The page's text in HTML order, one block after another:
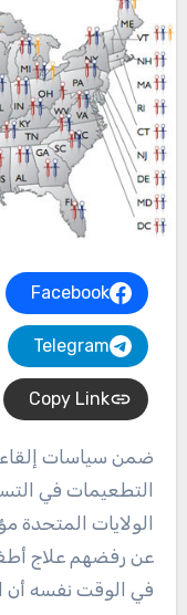
Facebook
Telegram
Copy Link
ضمن سياسات إلقاء اللوم على الذين لا يتلقون
التطعيمات في
الولايات المتحدة
عن رفضهم علاج
في الوقت نفسه أن